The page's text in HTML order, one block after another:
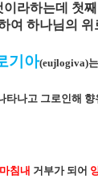
이라하는데 첫
여 하나님의 위
기아(eujlogiva)
타나고 그로인해
침내 거부가 되어